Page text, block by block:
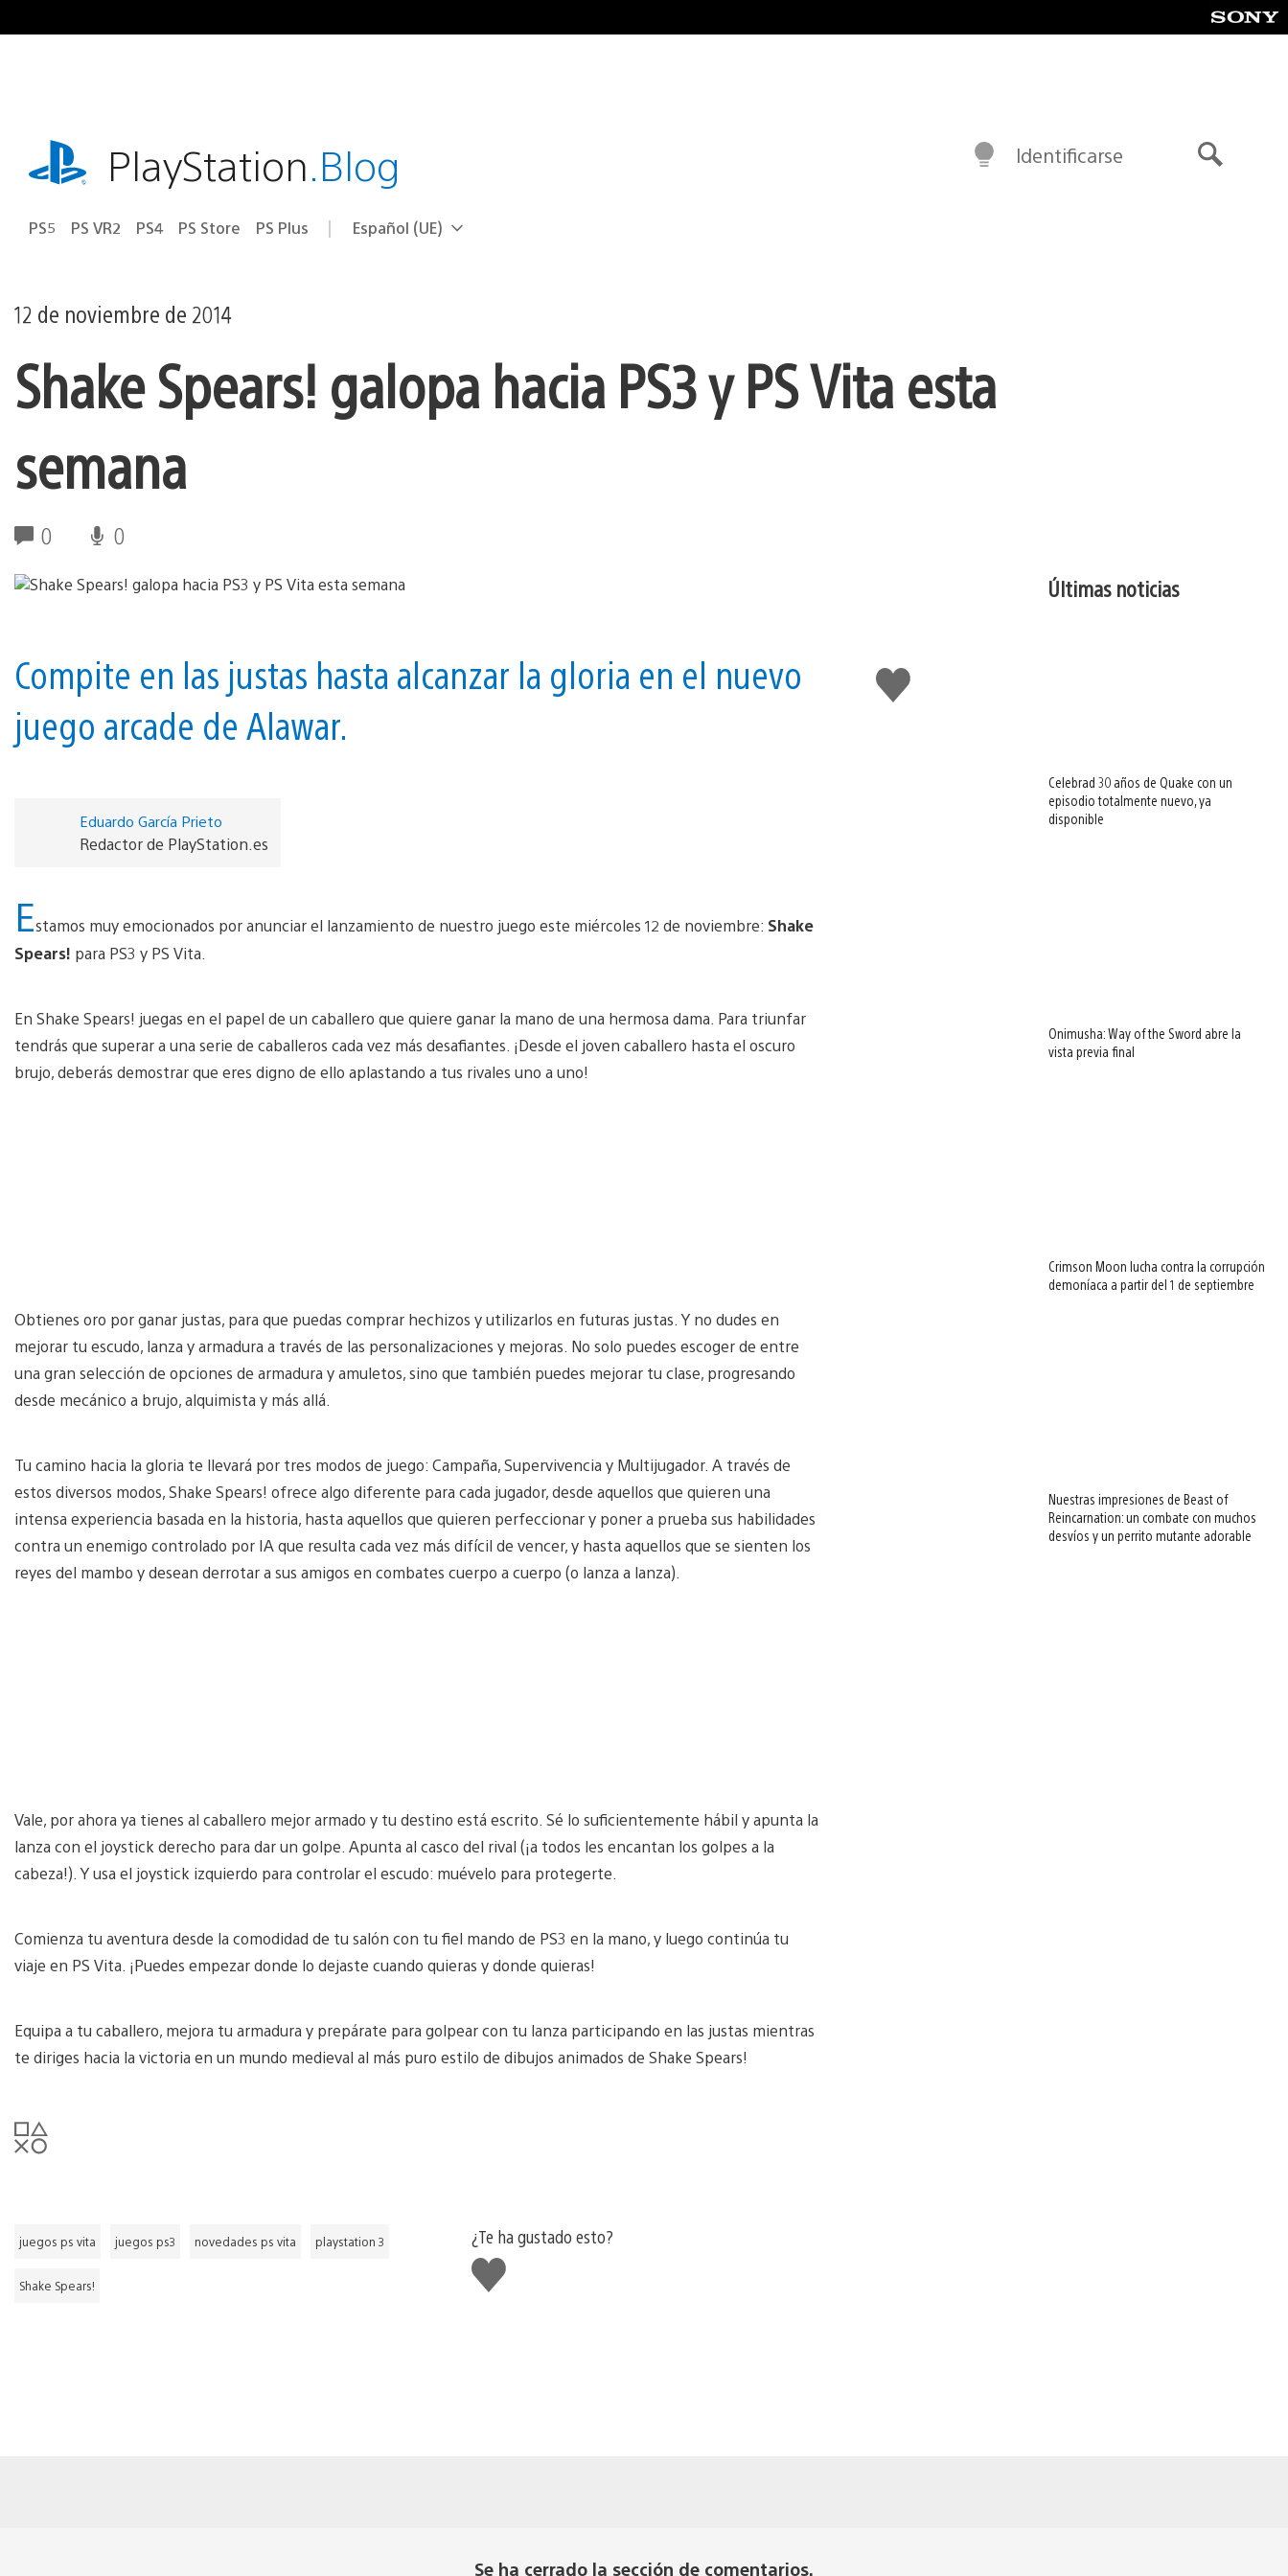
al
playstation.comPlayStation.Blog
PS5 PS VR2 PS4 PS Store PS Plus Selecciona
Región
Español (UE)
Identificarse
12 de noviembre de 2014
Shake Spears! galopa hacia PS3 y PS Vita esta
semana
0 0
Me
gusta
Compite en las justas hasta alcanzar la gloria en el nuevo
juego arcade de Alawar.
Eduardo García Prieto
Redactor de PlayStation.es
Estamos muy emocionados por anunciar el lanzamiento de nuestro juego este miércoles 12 de noviembre: Shake
Spears! para PS3 y PS Vita.
En Shake Spears! juegas en el papel de un caballero que quiere ganar la mano de una hermosa dama. Para triunfar
tendrás que superar a una serie de caballeros cada vez más desafiantes. ¡Desde el joven caballero hasta el oscuro
brujo, deberás demostrar que eres digno de ello aplastando a tus rivales uno a uno!
Obtienes oro por ganar justas, para que puedas comprar hechizos y utilizarlos en futuras justas. Y no dudes en
mejorar tu escudo, lanza y armadura a través de las personalizaciones y mejoras. No solo puedes escoger de entre
una gran selección de opciones de armadura y amuletos, sino que también puedes mejorar tu clase, progresando
desde mecánico a brujo, alquimista y más allá.
Tu camino hacia la gloria te llevará por tres modos de juego: Campaña, Supervivencia y Multijugador. A través de
estos diversos modos, Shake Spears! ofrece algo diferente para cada jugador, desde aquellos que quieren una
intensa experiencia basada en la historia, hasta aquellos que quieren perfeccionar y poner a prueba sus habilidades
contra un enemigo controlado por IA que resulta cada vez más difícil de vencer, y hasta aquellos que se sienten los
reyes del mambo y desean derrotar a sus amigos en combates cuerpo a cuerpo (o lanza a lanza).
Vale, por ahora ya tienes al caballero mejor armado y tu destino está escrito. Sé lo suficientemente hábil y apunta la
lanza con el joystick derecho para dar un golpe. Apunta al casco del rival (¡a todos les encantan los golpes a la
cabeza!). Y usa el joystick izquierdo para controlar el escudo: muévelo para protegerte.
Comienza tu aventura desde la comodidad de tu salón con tu fiel mando de PS3 en la mano, y luego continúa tu
viaje en PS Vita. ¡Puedes empezar donde lo dejaste cuando quieras y donde quieras!
Equipa a tu caballero, mejora tu armadura y prepárate para golpear con tu lanza participando en las justas mientras
te diriges hacia la victoria en un mundo medieval al más puro estilo de dibujos animados de Shake Spears!
juegos ps vita juegos ps3 novedades ps vita playstation 3
Shake Spears!
¿Te ha gustado esto?
Me
gusta
Últimas noticias
Celebrad 30 años de Quake con un
episodio totalmente nuevo, ya
disponible
Onimusha: Way of the Sword abre la
vista previa final
Crimson Moon lucha contra la corrupción
demoníaca a partir del 1 de septiembre
Nuestras impresiones de Beast of
Reincarnation: un combate con muchos
desvíos y un perrito mutante adorable
Se ha cerrado la sección de comentarios.